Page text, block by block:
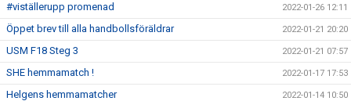
#viställerupp promenad 2022-01-26 12:11
Öppet brev till alla handbollsföräldrar 2022-01-21 20:20
USM F18 Steg 3 2022-01-21 07:57
SHE hemmamatch ! 2022-01-17 17:53
Helgens hemmamatcher 2022-01-14 10:50